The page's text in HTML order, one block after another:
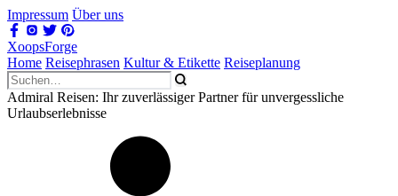
Impressum Über uns
XoopsForge
Home Reisephrasen Kultur & Etikette Reiseplanung
Admiral Reisen: Ihr zuverlässiger Partner für unvergessliche
Urlaubserlebnisse